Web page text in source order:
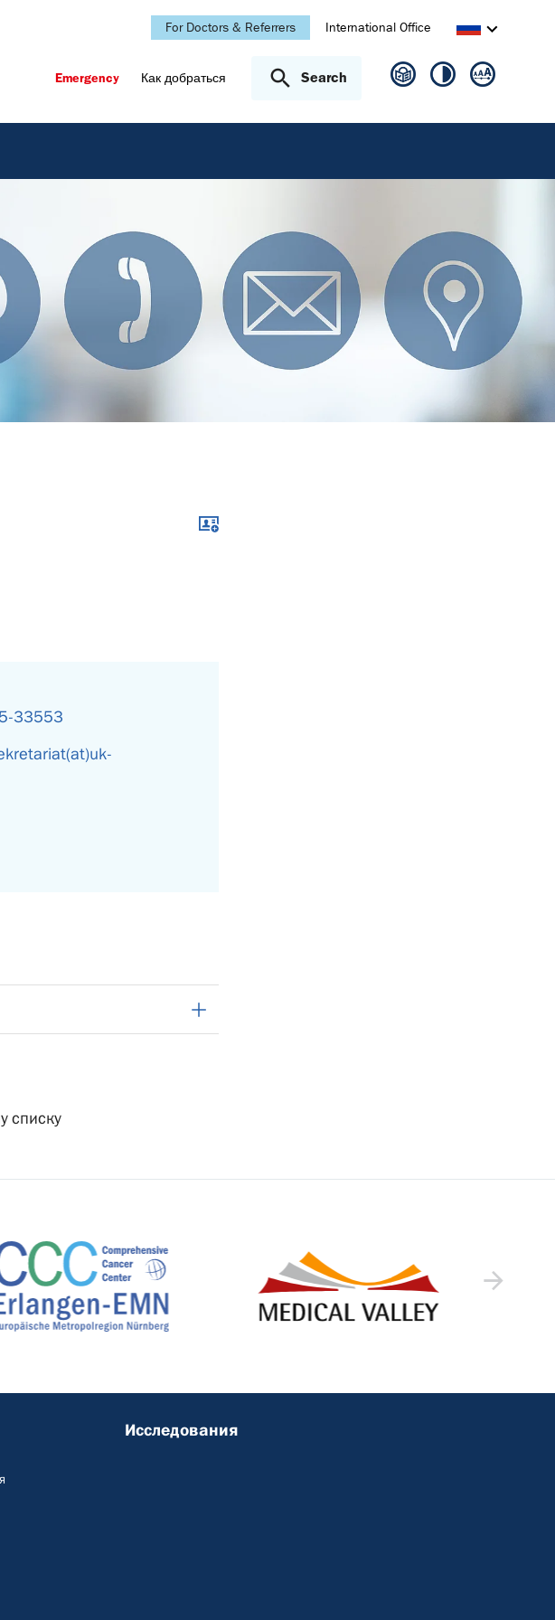
For Doctors & Referrers International Office
Emergency Как добраться Search
Download xcf file
33553
списку
Исследования